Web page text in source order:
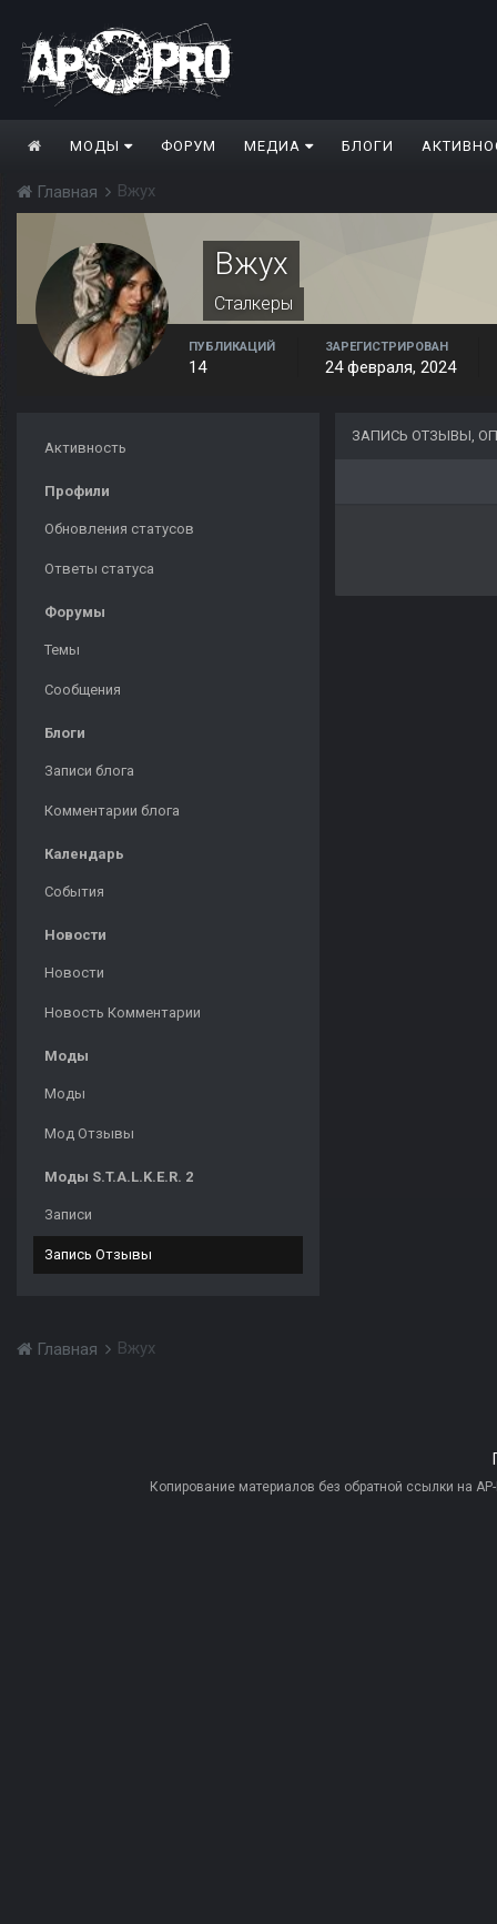
МОДЫ ФОРУМ МЕДИА БЛОГИ
Главная Вжух
Вжух
Сталкеры
ПУБЛИКАЦИЙ
14
ЗАРЕГИСТРИРОВАН
24 февраля, 2024
Активность
Профили
Обновления статусов
Ответы статуса
Форумы
Темы
Сообщения
Блоги
Записи блога
Комментарии блога
Календарь
События
Новости
Новости
Новость Комментарии
Моды
Моды
Мод Отзывы
Моды S.T.A.L.K.E.R. 2
Записи
Запись Отзывы
ЗАПИСЬ ОТЗЫВЫ,
Главная Вжух
Копирование материалов без обратной ссылки на